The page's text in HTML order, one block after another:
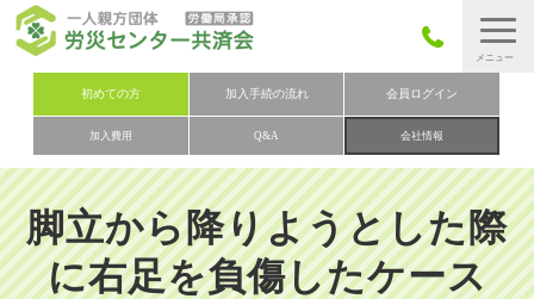
初めての方 加入手続の流れ 会員ログイン
加入費用 Q&A 会社情報
労災保険とは
労災保険の取りまとめ
労災保険加入手続きの流れ
加入費用
加入申込み
脚立から降りようとした際
に右足を負傷したケース